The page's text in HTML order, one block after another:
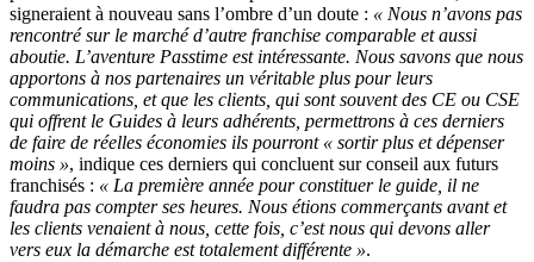
signeraient à nouveau sans l’ombre d’un doute : « Nous n’avons pas
rencontré sur le marché d’autre franchise comparable et aussi
aboutie. L’aventure Passtime est intéressante. Nous savons que nous
apportons à nos partenaires un véritable plus pour leurs
communications, et que les clients, qui sont souvent des CE ou CSE
qui offrent le Guides à leurs adhérents, permettrons à ces derniers
de faire de réelles économies ils pourront « sortir plus et dépenser
moins », indique ces derniers qui concluent sur conseil aux futurs
franchisés : « La première année pour constituer le guide, il ne
faudra pas compter ses heures. Nous étions commerçants avant et
les clients venaient à nous, cette fois, c’est nous qui devons aller
vers eux la démarche est totalement différente ».